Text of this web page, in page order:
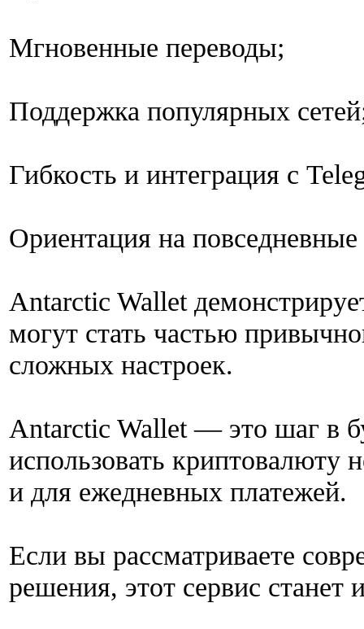
Мгновенные переводы;
Поддержка популярных
Гибкость и интеграция с
Ориентация на повседневные
Antarctic Wallet
могут стать частью
сложных настроек.
Antarctic Wallet — это шаг в
использовать криптовалюту
и для ежедневных платежей.
Если вы рассматриваете
решения, этот сервис